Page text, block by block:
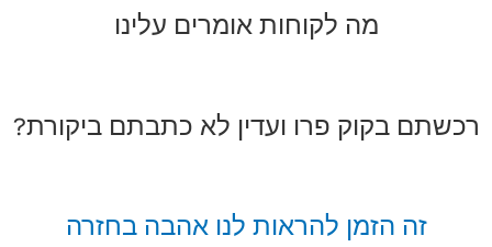
מה לקוחות אומרים עלינו
רכשתם בקוק פרו ועדין לא כתבתם ביקורת?
זה הזמן להראות לנו אהבה בחזרה